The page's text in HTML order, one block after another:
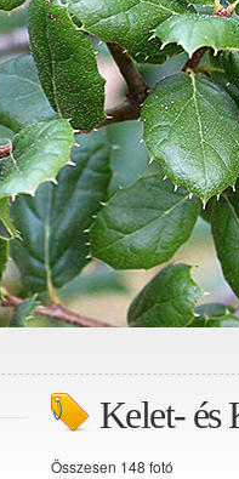
Kelet- és
Összesen 148 fotó